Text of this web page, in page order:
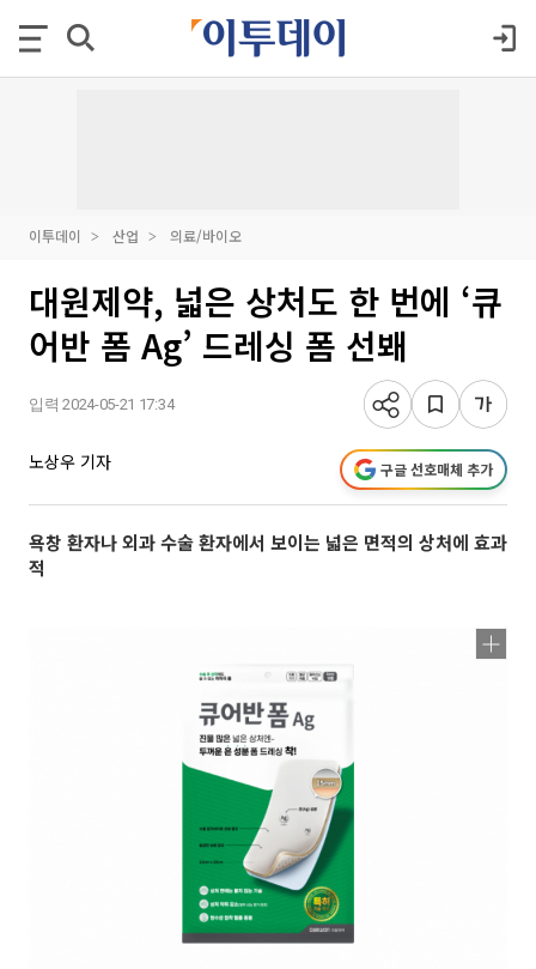
이투데이 산업 의료/바이오
대원제약, 넓은 상처도 한 번에 ‘큐
어반 폼 Ag’ 드레싱 폼 선봬
입력 2024-05-21 17:34
노상우 기자 구글 선호매체 추가
욕창 환자나 외과 수술 환자에서 보이는 넓은 면적의 상처에 효과
적